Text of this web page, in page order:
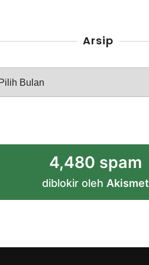
Arsip
4,480 spam
diblokir oleh Akismet